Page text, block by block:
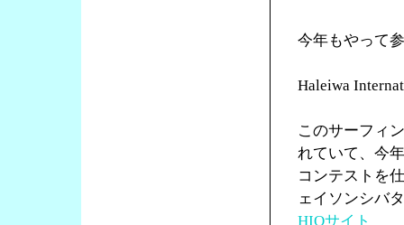
今年もやって
Haleiwa
このサーフィ
れていて、今
コンテストを
ェイソンシバ
HIOサイト